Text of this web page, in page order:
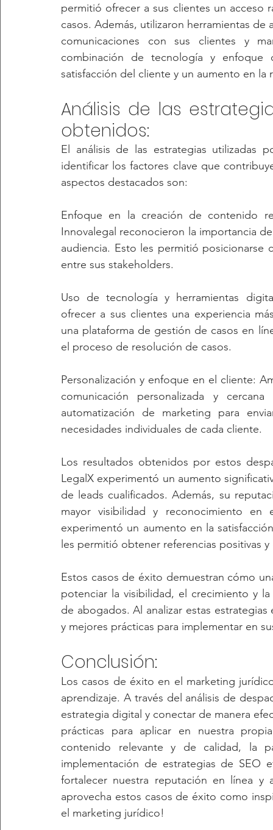
permitió ofrecer a sus clientes un acceso
casos. Además, utilizaron herramientas
comunicaciones con sus clientes y
combinación de tecnología y
satisfacción del cliente y un aumento en la
Análisis de las
obtenidos:
El análisis de las estrategias utilizadas
identificar los factores clave que
aspectos destacados son:
Enfoque en la creación de contenido
Innovalegal reconocieron la importancia
audiencia. Esto les permitió posicionarse
entre sus stakeholders.
Uso de tecnología y herramientas
ofrecer a sus clientes una experiencia
una plataforma de gestión de casos en
el proceso de resolución de casos.
Personalización y enfoque en el cliente:
comunicación personalizada y
automatización de marketing para
necesidades individuales de cada cliente.
Los resultados obtenidos por estos
LegalX experimentó un aumento
de leads cualificados. Además, su
mayor visibilidad y reconocimiento en
experimentó un aumento en la
les permitió obtener referencias positivas
Estos casos de éxito demuestran cómo
potenciar la visibilidad, el crecimiento y
de abogados. Al analizar estas
y mejores prácticas para implementar en
Conclusión:
Los casos de éxito en el marketing
aprendizaje. A través del análisis de
estrategia digital y conectar de manera
prácticas para aplicar en nuestra
contenido relevante y de calidad, la
implementación de estrategias de SEO
fortalecer nuestra reputación en línea
aprovecha estos casos de éxito como
el marketing jurídico!